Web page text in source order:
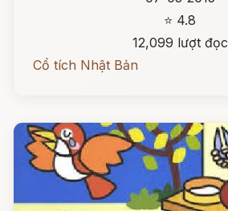
⭐ 4.8
12,099 lượt đọc
Cổ tích Nhật Bản